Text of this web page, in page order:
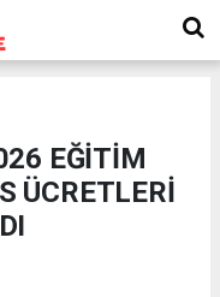
EĞİTİM
ÜCRETLERİ